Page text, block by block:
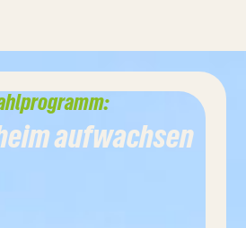
aufwachsen